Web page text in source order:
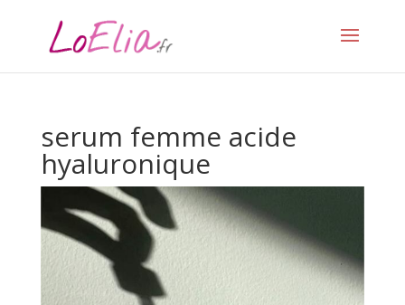
serum femme acide
hyaluronique